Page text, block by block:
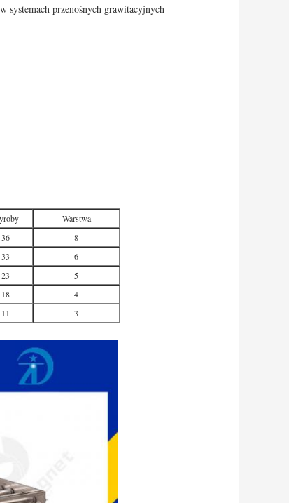
systemach przenośnych grawitacyjnych
Warstwa
36
8
33
6
23
5
18
4
11 3